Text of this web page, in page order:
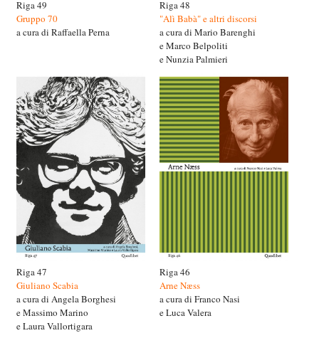
Riga 49
Gruppo 70
a cura di Raffaella Perna
Riga 48
"Alì Babà" e altri discorsi
a cura di Mario Barenghi
e Marco Belpoliti
e Nunzia Palmieri
Riga 47
Giuliano Scabia
a cura di Angela Borghesi
e Massimo Marino
e Laura Vallortigara
Riga 46
Arne Næss
a cura di Franco Nasi
e Luca Valera